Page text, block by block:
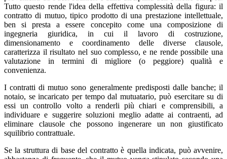
Tutto questo rende l'idea della effettiva complessità della figura: il
contratto di mutuo, tipico prodotto di una prestazione intellettuale,
ben si presta a essere concepito come una composizione di
ingegneria giuridica, in cui il lavoro di costruzione,
dimensionamento e coordinamento delle diverse clausole,
caratterizza il risultato nel suo complesso, e ne rende possibile una
valutazione in termini di migliore (o peggiore) qualità e
convenienza.
I contratti di mutuo sono generalmente predisposti dalle banche; il
notaio, se incaricato per tempo dal mutuatario, può esercitare su di
essi un controllo volto a renderli più chiari e comprensibili, a
individuare e suggerire soluzioni meglio adatte ai contraenti, ad
eliminare clausole che possono ingenerare un non giustificato
squilibrio contrattuale.
Se la struttura di base del contratto è quella indicata, può avvenire,